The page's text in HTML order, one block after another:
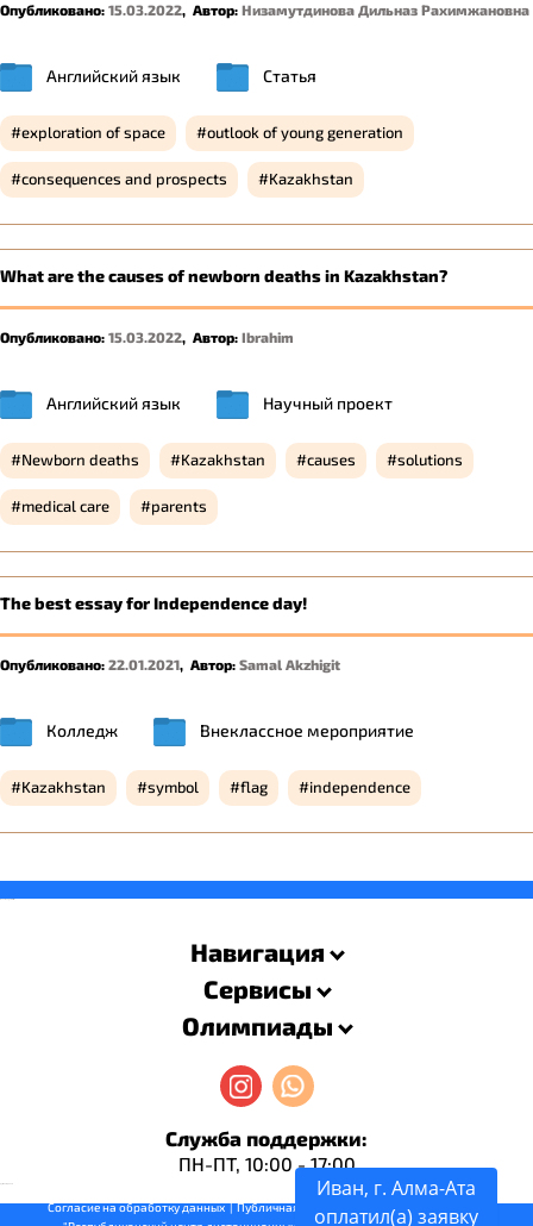
Опубликовано: 15.03.2022, Автор: Низамутдинова Дильназ Рахимжановна
Английский язык Статья
exploration of space outlook of young generation
consequences and prospects Kazakhstan
What are the causes of newborn deaths in Kazakhstan?
Опубликовано: 15.03.2022, Автор: Ibrahim
Английский язык Научный проект
Newborn deaths Kazakhstan causes solutions
medical care parents
The best essay for Independence day!
Опубликовано: 22.01.2021, Автор: Samal Akzhigit
Колледж Внеклассное мероприятие
Kazakhstan symbol flag independence
Навигация
Сервисы
Олимпиады
Служба поддержки:
ПН-ПТ, 10:00 - 17:00
Согласие на обработку данных
  |
Публичная оферта Описание оплаты
Иван, г. Алма-Ата
оплатил(a) заявку